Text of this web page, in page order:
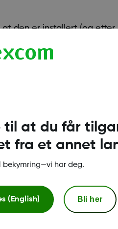
den er installert (og etter
kontoen din, går gjennom
kan finne
Tilkobling > Sensor.
til at du får
fra et annet
bekymring—vi har deg.
(English) Bli her